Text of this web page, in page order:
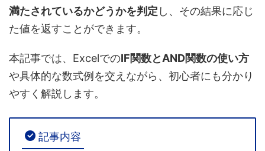
満たされているかどうかを判定 し、その結果に応じ
た値を返すことができます。
本記事では、ExcelでのIF関数とAND関数の使い方
や具体的な数式例を交えながら、初心者にも分かり
やすく解説します。
記事内容